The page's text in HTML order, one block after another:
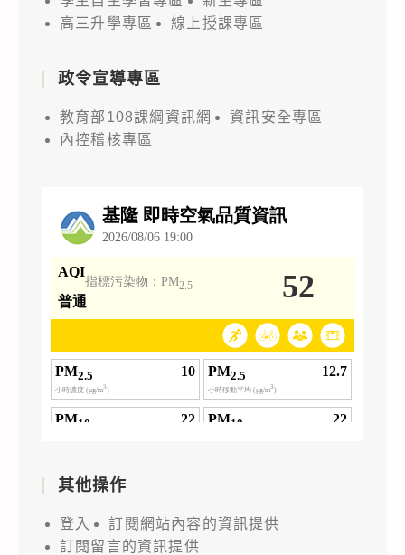
高三升學專區
線上授課專區
政令宣導專區
教育部108課綱資訊網
資訊安全專區
內控稽核專區
其他操作
登入
訂閱網站內容的資訊提供
訂閱留言的資訊提供